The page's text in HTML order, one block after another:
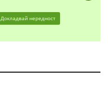
Докладвай нередност